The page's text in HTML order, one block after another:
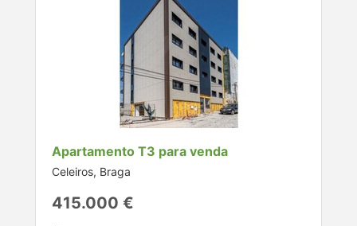
Apartamento T3 para venda
Celeiros, Braga
415.000 €